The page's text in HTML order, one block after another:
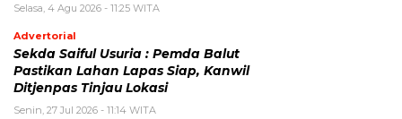
Selasa, 4 Agu 2026 - 11:25 WITA
Advertorial
Sekda Saiful Usuria : Pemda Balut
Pastikan Lahan Lapas Siap, Kanwil
Ditjenpas Tinjau Lokasi
Senin, 27 Jul 2026 - 11:14 WITA